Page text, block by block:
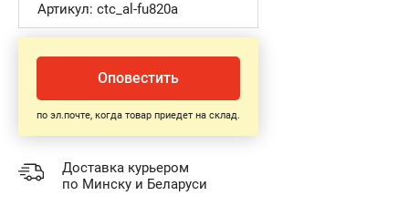
Артикул: ctc_al-fu820a
Оповестить
по эл.почте, когда товар приедет на склад.
Доставка курьером
по Минску и Беларуси